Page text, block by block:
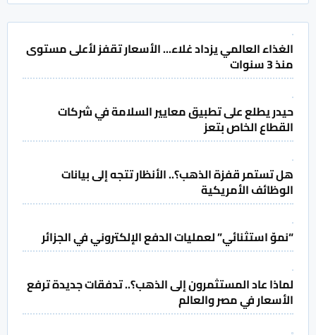
الغذاء العالمي يزداد غلاء... الأسعار تقفز لأعلى مستوى
منذ 3 سنوات
حيدر يطلع على تطبيق معايير السلامة في شركات
القطاع الخاص بتعز
هل تستمر قفزة الذهب؟.. الأنظار تتجه إلى بيانات
الوظائف الأمريكية
“نموّ استثنائي” لعمليات الدفع الإلكتروني في الجزائر
لماذا عاد المستثمرون إلى الذهب؟.. تدفقات جديدة ترفع
الأسعار في مصر والعالم